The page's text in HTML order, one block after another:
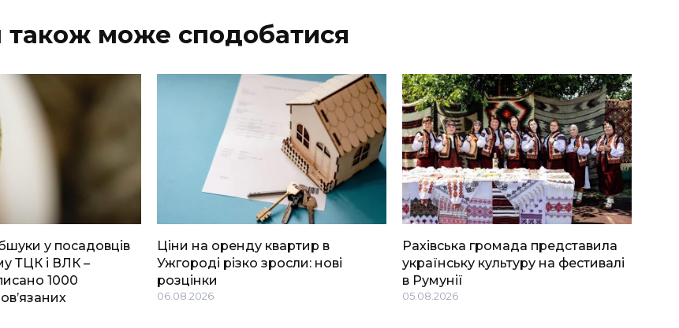
також може сподобатися
у посадовців
ТЦК і ВЛК –
1000
Ціни на оренду квартир в
Ужгороді різко зросли: нові
розцінки
06.08.2026
Рахівська громада представила
українську культуру на фестивалі
в Румунії
05.08.2026